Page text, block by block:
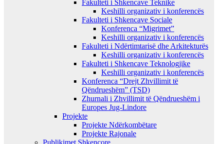
Fakulteti i Shkencave Teknike
Keshilli organizativ i konferencës
Fakulteti i Shkencave Sociale
Konferenca “Migrimet”
Keshilli organizativ i konferencës
Fakulteti i Ndërtimtarisë dhe Arkitekturës
Keshilli organizativ i konferencës
Fakulteti i Shkencave Teknologjike
Keshilli organizativ i konferencës
Konferenca “Drejt Zhvillimit të
Qëndrueshëm” (TSD)
Zhurnali i Zhvillimit të Qëndrueshëm i
Europes Jug-Lindore
Projekte
Projekte Ndërkombëtare
Projekte Rajonale